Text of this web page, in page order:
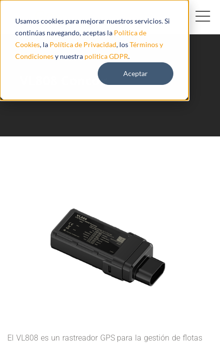
Usamos cookies para mejorar nuestros servicios. Si
continúas navegando, aceptas la Política de
Cookies, la Política de Privacidad, losTérminos y
Condicionesy nuestra politica GDPR.
Aceptar
VL808 Concox
El VL808 es un rastreador GPS para la gestión de flotas